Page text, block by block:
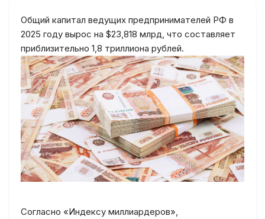
Общий капитал ведущих предпринимателей РФ в
2025 году вырос на $23,818 млрд, что составляет
приблизительно 1,8 триллиона рублей.
Согласно «Индексу миллиардеров»,